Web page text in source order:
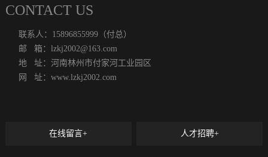
CONTACT US
联系人：15896855999（付总）
邮 箱：lzkj2002@163.com
地 址：河南林州市付家河工业园区
网 址：www.lzkj2002.com
在线留言+ 人才招聘+